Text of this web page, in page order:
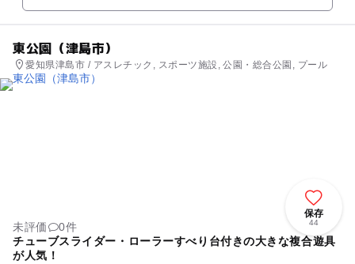
東公園（津島市）
愛知県津島市 / アスレチック, スポーツ施設, 公園・総合公園, プール
保存
44
未評価
0件
チューブスライダー・ローラーすべり台付きの大きな複合遊具
が人気！